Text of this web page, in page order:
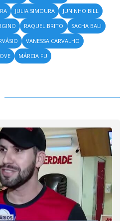
JULIA SIMOURA
JUNINHO BILL
RAQUEL BRITO
SACHA BALI
VANESSA CARVALHO
MÁRCIA FU